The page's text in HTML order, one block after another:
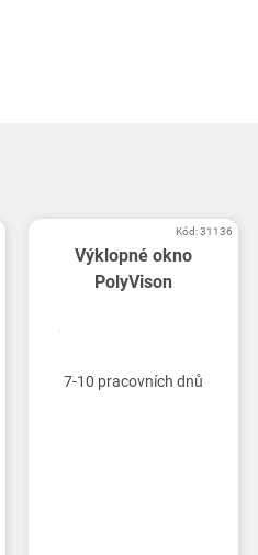
Výklopné okno
PolyVison
7-10 pracovních dnů
Kód:31136